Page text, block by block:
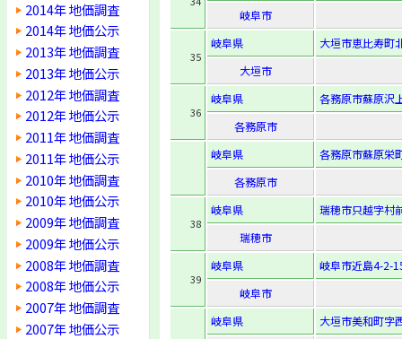
2014年 地価調査
2014年 地価公示
2013年 地価調査
2013年 地価公示
2012年 地価調査
2012年 地価公示
2011年 地価調査
2011年 地価公示
2010年 地価調査
2010年 地価公示
2009年 地価調査
2009年 地価公示
2008年 地価調査
2008年 地価公示
2007年 地価調査
2007年 地価公示
岐阜市
35
岐阜県
大垣市恵比寿町
大垣市
36
岐阜県
各務原市蘇原沢
各務原市
岐阜県
各務原市蘇原栄
各務原市
38
岐阜県
瑞穂市只越字村
瑞穂市
39
岐阜県
岐阜市近島4-2-
岐阜市
岐阜県
大垣市美和町字